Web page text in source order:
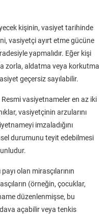
kişinin, vasiyet tarihinde
vasiyetçi ayırt etme gücüne
yapmalıdır. Eğer kişi
zorla, aldatma veya korkutma
geçersiz sayılabilir.
Resmi vasiyetnameler en az iki
vasiyetçinin arzularını
imzaladığını
durumunu teyit edebilmesi
olan mirasçılarının
(örneğin, çocuklar,
düzenlenmişse, bu
açabilir veya tenkis